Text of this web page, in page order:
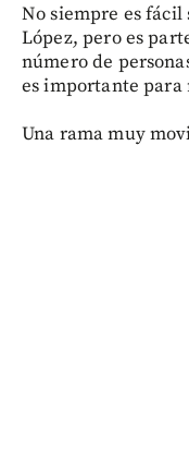
No siempre es fácil
López, pero es
número de
es importante
Una rama muy